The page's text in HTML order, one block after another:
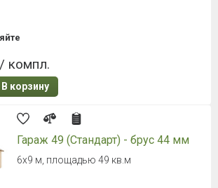
компл.
В корзину
Гараж 49 (Стандарт) - брус 44 мм
6х9 м, площадью 49 кв.м